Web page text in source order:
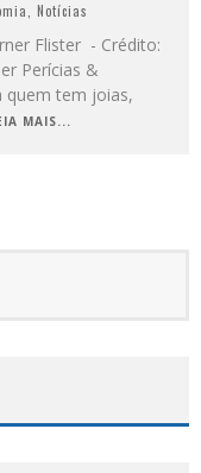
, Notícias
Flister - Crédito:
Perícias &
quem tem joias,
MAIS...